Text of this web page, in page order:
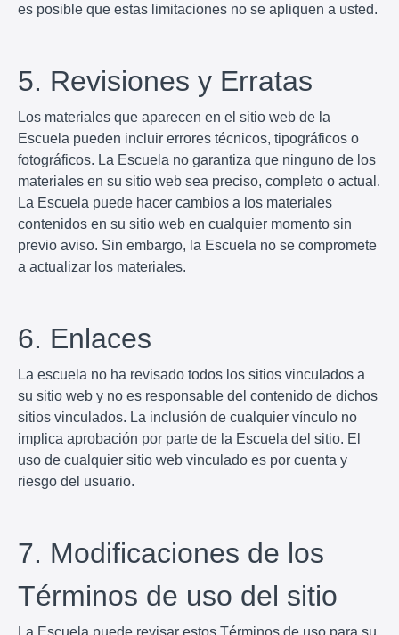
es posible que estas limitaciones no se apliquen a usted.
5. Revisiones y Erratas
Los materiales que aparecen en el sitio web de la
Escuela pueden incluir errores técnicos, tipográficos o
fotográficos. La Escuela no garantiza que ninguno de los
materiales en su sitio web sea preciso, completo o actual.
La Escuela puede hacer cambios a los materiales
contenidos en su sitio web en cualquier momento sin
previo aviso. Sin embargo, la Escuela no se compromete
a actualizar los materiales.
6. Enlaces
La escuela no ha revisado todos los sitios vinculados a
su sitio web y no es responsable del contenido de dichos
sitios vinculados. La inclusión de cualquier vínculo no
implica aprobación por parte de la Escuela del sitio. El
uso de cualquier sitio web vinculado es por cuenta y
riesgo del usuario.
7. Modificaciones de los
Términos de uso del sitio
La Escuela puede revisar estos Términos de uso para su